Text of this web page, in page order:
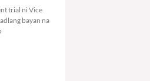
trial ni Vice
bayan na